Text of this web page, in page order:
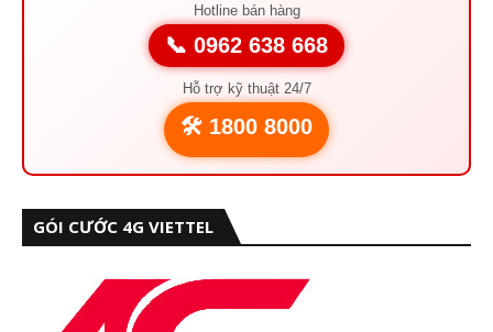
Hotline bán hàng
📞 0962 638 668
Hỗ trợ kỹ thuật 24/7
🛠️ 1800 8000
GÓI CƯỚC 4G VIETTEL